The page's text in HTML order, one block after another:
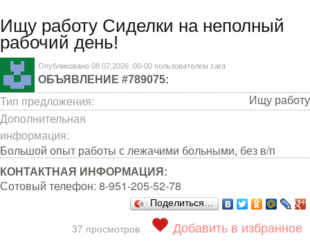
Ищу работу Сиделки на неполный
рабочий день!
Опубликовано 08.07.2026 :00-00 пользователем zara
ОБЪЯВЛЕНИЕ #789075:
Тип предложения:
Ищу работу
Дополнительная
информация:
Большой опыт работы с лежачими больными, без в/п
КОНТАКТНАЯ ИНФОРМАЦИЯ:
Сотовый телефон: 8-951-205-52-78
Поделиться…
37 просмотров Добавить в избранное